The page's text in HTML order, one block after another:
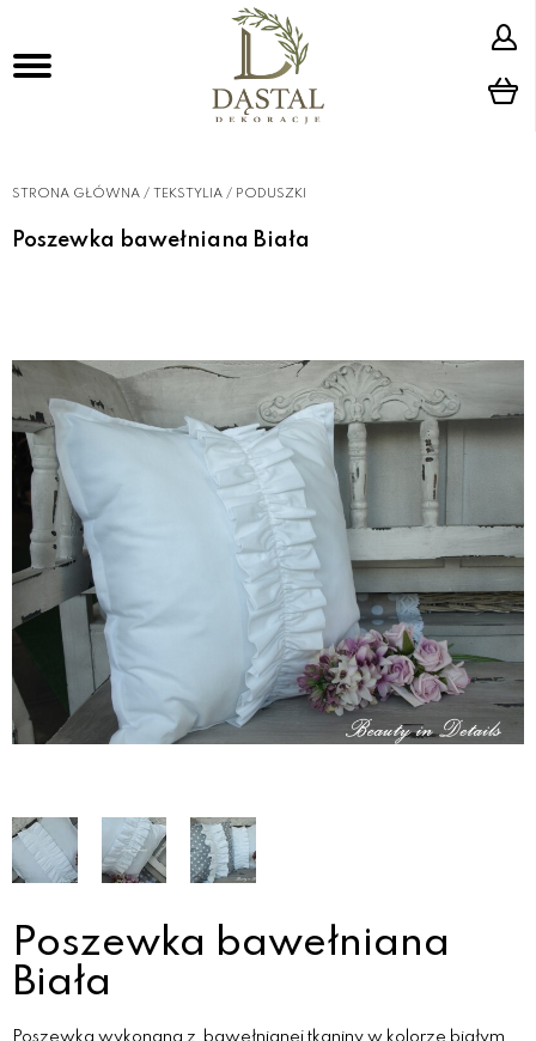
STRONA GŁÓWNA / TEKSTYLIA / PODUSZKI
Poszewka bawełniana Biała
Poszewka bawełniana
Biała
Poszewka wykonana z bawełnianej tkaniny w kolorze białym